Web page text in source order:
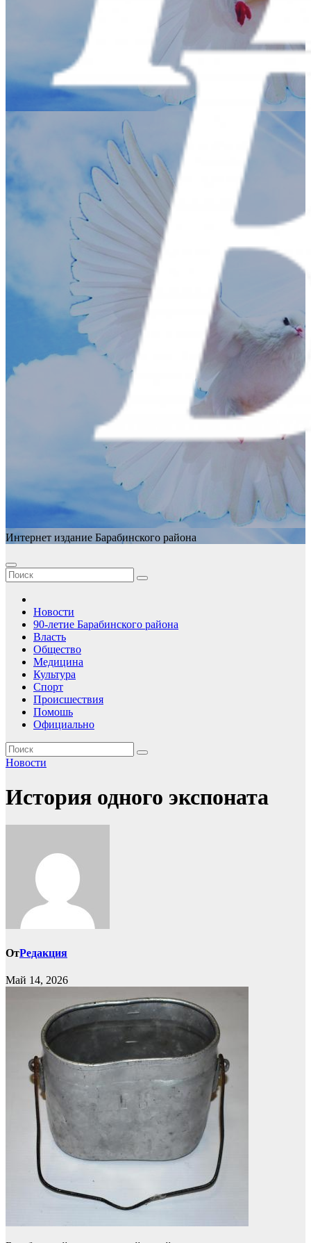
Интернет издание Барабинского района
Новости
90-летие Барабинского района
Власть
Общество
Медицина
Культура
Спорт
Происшествия
Помошь
Официально
Новости
История одного экспоната
ОтРедакция
Май 14, 2026